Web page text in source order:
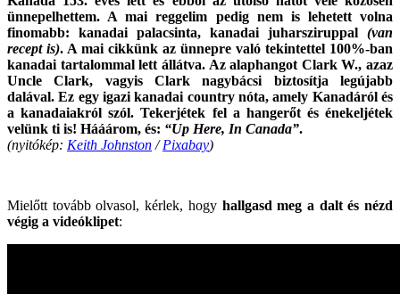
ünnepelhettem. A mai reggelim pedig nem is lehetett volna
finomabb: kanadai palacsinta, kanadai juharsziruppal (van
recept is). A mai cikkünk az ünnepre való tekintettel 100%-ban
kanadai tartalommal lett állátva. Az alaphangot Clark W., azaz
Uncle Clark, vagyis Clark nagybácsi biztosítja legújabb
dalával. Ez egy igazi kanadai country nóta, amely Kanadáról és
a kanadaiakról szól. Tekerjétek fel a hangerőt és énekeljétek
velünk ti is! Hááárom, és: “Up Here, In Canada”.
(nyitókép: Keith Johnston /Pixabay)
Mielőtt tovább olvasol, kérlek, hogy hallgasd meg a dalt és nézd
végig a videóklipet: